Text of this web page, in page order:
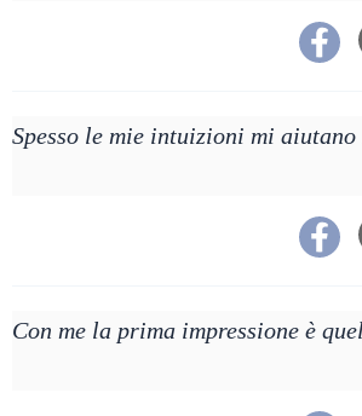
Spesso le mie intuizioni mi
Con me la prima impressione è